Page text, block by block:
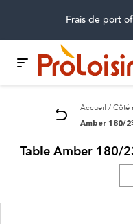
Frais de port
Accueil Côté
Amber 180/
Table Amber 180/